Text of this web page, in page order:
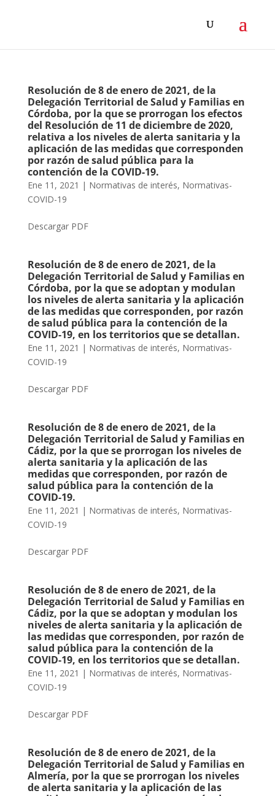
Resolución de 8 de enero de 2021, de la
Delegación Territorial de Salud y Familias en
Córdoba, por la que se prorrogan los efectos
del Resolución de 11 de diciembre de 2020,
relativa a los niveles de alerta sanitaria y la
aplicación de las medidas que corresponden
por razón de salud pública para la
contención de la COVID-19.
Ene 11, 2021 | Normativas de interés, Normativas-
COVID-19
Descargar PDF
Resolución de 8 de enero de 2021, de la
Delegación Territorial de Salud y Familias en
Córdoba, por la que se adoptan y modulan
los niveles de alerta sanitaria y la aplicación
de las medidas que corresponden, por razón
de salud pública para la contención de la
COVID-19, en los territorios que se detallan.
Ene 11, 2021 | Normativas de interés, Normativas-
COVID-19
Descargar PDF
Resolución de 8 de enero de 2021, de la
Delegación Territorial de Salud y Familias en
Cádiz, por la que se prorrogan los niveles de
alerta sanitaria y la aplicación de las
medidas que corresponden, por razón de
salud pública para la contención de la
COVID-19.
Ene 11, 2021 | Normativas de interés, Normativas-
COVID-19
Descargar PDF
Resolución de 8 de enero de 2021, de la
Delegación Territorial de Salud y Familias en
Cádiz, por la que se adoptan y modulan los
niveles de alerta sanitaria y la aplicación de
las medidas que corresponden, por razón de
salud pública para la contención de la
COVID-19, en los territorios que se detallan.
Ene 11, 2021 | Normativas de interés, Normativas-
COVID-19
Descargar PDF
Resolución de 8 de enero de 2021, de la
Delegación Territorial de Salud y Familias en
Almería, por la que se prorrogan los niveles
de alerta sanitaria y la aplicación de las